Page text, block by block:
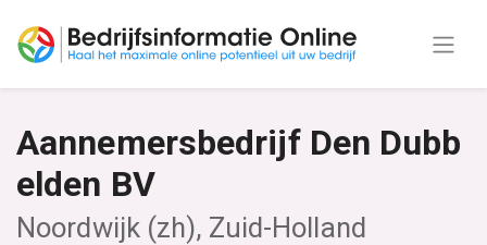
Aannemersbedrijf Den Dubb
elden BV
Noordwijk (zh), Zuid-Holland